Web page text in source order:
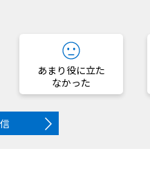
あまり役に立た
なかった